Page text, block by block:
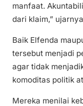
manfaat.
dari klaim,”
Baik Elfenda
tersebut menjadi
agar tidak
komoditas politik
Mereka menilai